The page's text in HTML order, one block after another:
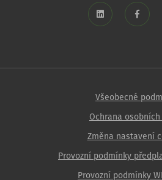
Všeobecné
Ochrana
Změna nastavení
Provozní podmínky
Provozní podmínky